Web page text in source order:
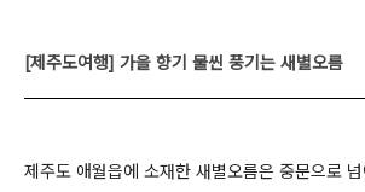
[제주도여행] 가을 향기 물씬 풍기는 새별오름
제주도 애월읍에 소재한 새별오름은 중문으로